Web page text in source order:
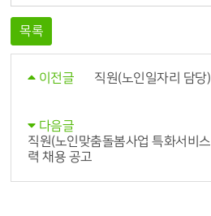
목록
이전글 직원(노인일자리 담당
다음글
직원(노인맞춤돌봄사업 특화서비
력 채용 공고